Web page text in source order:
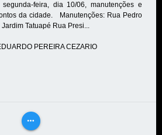
feira, dia 10/06, manutenções e
da cidade. Manutenções: Rua Pedro
Tatuapé Rua Presi...
PEREIRA CEZARIO
more_horiz